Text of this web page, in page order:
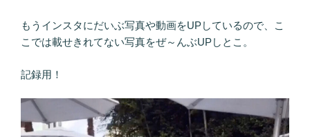
もうインスタにだいぶ写真や動画をUPしているので、こ
こでは載せきれてない写真をぜ～んぶUPしとこ。
記録用！